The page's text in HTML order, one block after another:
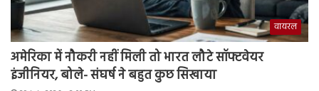
वायरल
अमेरिका में नौकरी नहीं मिली तो भारत लौटे सॉफ्टवेयर
इंजीनियर, बोले- संघर्ष ने बहुत कुछ सिखाया